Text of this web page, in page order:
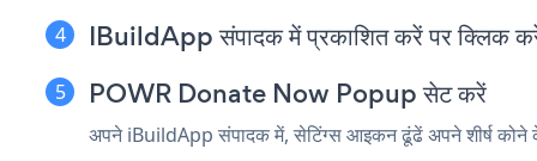
IBuildApp संपादक में प्रकाशित करें पर क्लिक
POWR Donate Now Popup सेट करें
अपने iBuildApp संपादक में, सेटिंग्स आइकन ढूंढेंअपने शीर्ष